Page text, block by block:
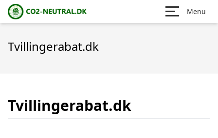
Menu
Tvillingerabat.dk
Tvillingerabat.dk